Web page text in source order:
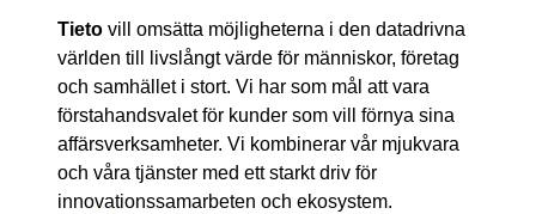
Tieto vill omsätta möjligheterna i den datadrivna
världen till livslångt värde för människor, företag
och samhället i stort. Vi har som mål att vara
förstahandsvalet för kunder som vill förnya sina
affärsverksamheter. Vi kombinerar vår mjukvara
och våra tjänster med ett starkt driv för
innovationssamarbeten och ekosystem.